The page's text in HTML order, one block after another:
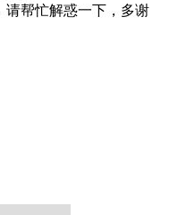
请帮忙解惑一下，多谢